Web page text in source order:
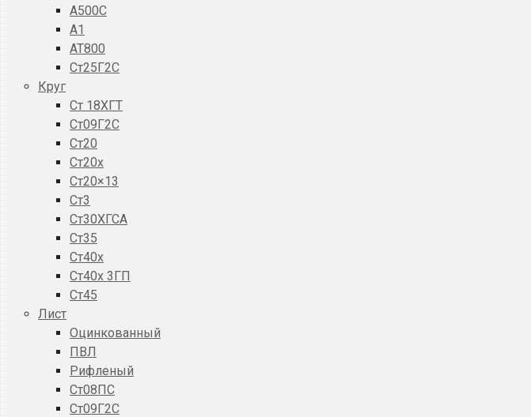
A500C
А1
АТ800
Ст25Г2С
Круг
Ст 18ХГТ
Ст09Г2С
Ст20
Ст20x
Ст20×13
Ст3
Ст30ХГСА
Ст35
Ст40х
Ст40х 3ГП
Ст45
Лист
Оцинкованный
ПВЛ
Рифленый
Ст08ПС
Ст09Г2С